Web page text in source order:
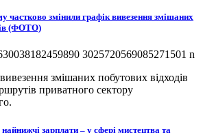
частково змінили графік вивезення змішаних
(ФОТО)
змішаних побутових відходів
приватного сектору
зарплати – у сфері мистецтва та